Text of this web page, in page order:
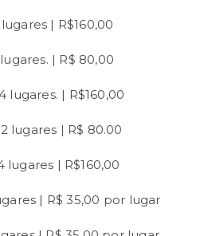
| R$160,00
| R$ 80,00
lugares. | R$160,00
lugares | R$ 80.00
lugares | R$160,00
| R$ 35,00 por lugar